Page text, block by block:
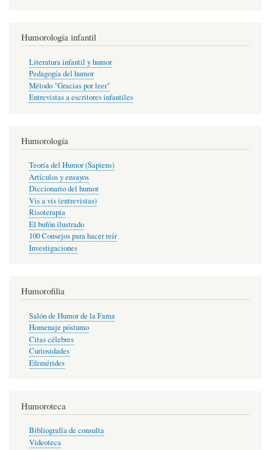
Humorología infantil
Literatura infantil y humor
Pedagogía del humor
Método "Gracias por leer"
Entrevistas a escritores infantiles
Humorología
Teoría del Humor (Sapiens)
Artículos y ensayos
Diccionario del humor
Vis a vis (entrevistas)
Risoterapia
El bufón ilustrado
100 Consejos para hacer reír
Investigaciones
Humorofilia
Salón de Humor de la Fama
Homenaje póstumo
Citas célebres
Curiosidades
Efemérides
Humoroteca
Bibliografía de consulta
Videoteca